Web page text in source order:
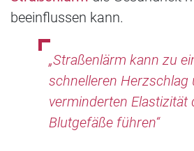
beeinflussen kann.
„Straßenlärm kann zu
schnelleren Herzschlag
verminderten Elastizität
Blutgefäße führen“